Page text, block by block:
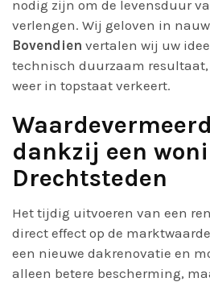
nodig zijn om de levensduur
verlengen. Wij geloven in
Bovendien vertalen wij uw
technisch duurzaam resultaat,
weer in topstaat verkeert.
dankzij een
Drechtsteden
Het tijdig uitvoeren van een
direct effect op de
een nieuwe dakrenovatie en
alleen betere bescherming,